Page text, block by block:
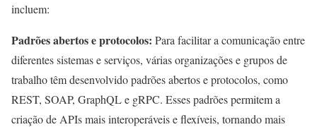
incluem:
Padrões abertos e protocolos: Para facilitar a comunicação entre
diferentes sistemas e serviços, várias organizações e grupos de
trabalho têm desenvolvido padrões abertos e protocolos, como
REST, SOAP, GraphQL e gRPC. Esses padrões permitem a
criação de APIs mais interoperáveis e flexíveis, tornando mais